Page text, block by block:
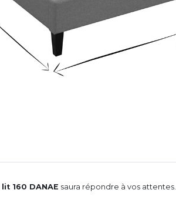
lit 160 DANAE saura répondre à vos attentes.